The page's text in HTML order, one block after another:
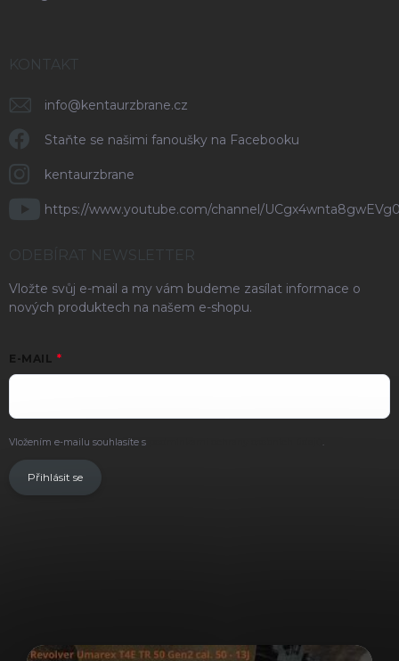
KONTAKT
info@kentaurzbrane.cz
Staňte se našimi fanoušky na Facebooku
kentaurzbrane
https://www.youtube.com/channel/
ODEBÍRAT NEWSLETTER
Vložte svůj e-mail a my vám budeme zasílat informace o
nových produktech na našem e-shopu.
E-MAIL
Vložením e-mailu souhlasíte s .
Přihlásit se